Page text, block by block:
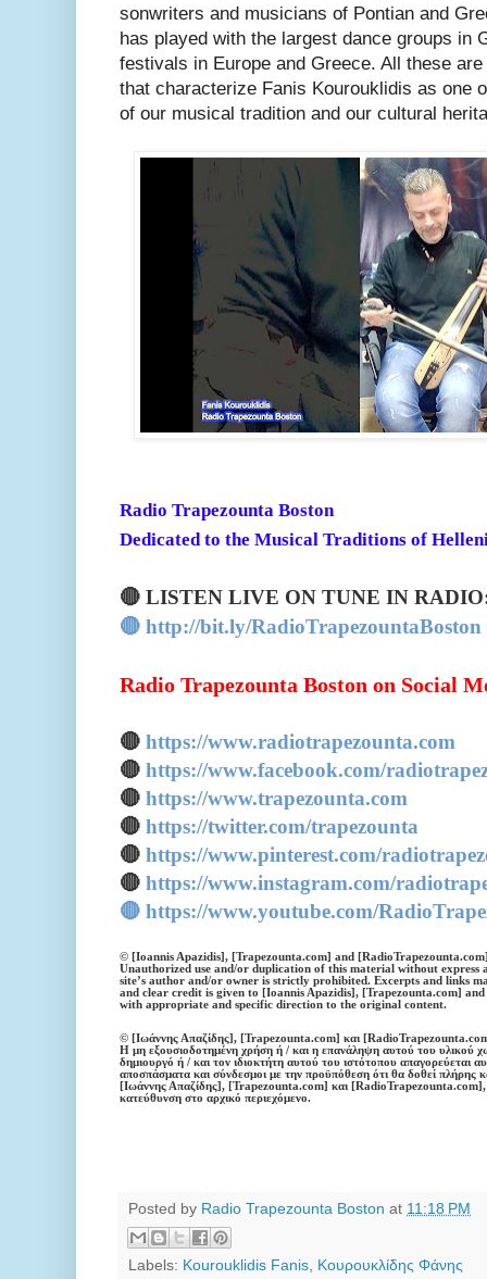
sonwriters and musicians of Pontian and
has played with the largest dance groups in
festivals in Europe and Greece. All these
that characterize Fanis Kourouklidis as one
of our musical tradition and our cultural
Radio Trapezounta Boston
Dedicated to the Musical Traditions of
🔴 LISTEN LIVE ON TUNE IN
🔴 http://bit.ly/RadioTrapezountaBoston
Radio Trapezounta Boston on Social
🔴 https://www.radiotrapezounta.com
🔴 https://www.facebook.com/
🔴 https://www.trapezounta.com
🔴 https://twitter.com/trapezounta
🔴 https://www.pinterest.com/
🔴 https://www.instagram.com/
🔴 https://www.youtube.com/
© [Ioannis Apazidis], [Trapezounta.com] and
Unauthorized use and/or duplication of this material without express
site’s author and/or owner is strictly prohibited. Excerpts and links
and clear credit is given to [Ioannis Apazidis], [Trapezounta.com]
with appropriate and specific direction to the original content.
© [Ιωάννης Απαζίδης], [Trapezounta.com] και
Η μη εξουσιοδοτημένη χρήση ή / και η επανάληψη αυτού του υλικού
δημιουργό ή / και τον ιδιοκτήτη αυτού του ιστότοπου απαγορεύεται
αποσπάσματα και σύνδεσμοι με την προϋπόθεση ότι θα δοθεί πλήρης
[Ιωάννης Απαζίδης], [Trapezounta.com] και [RadioTrapezounta.com],
κατεύθυνση στο αρχικό περιεχόμενο.
Posted by Radio Trapezounta Boston at 11:18 PM
Labels: Kourouklidis Fanis Κουρουκλίδης Φάνης